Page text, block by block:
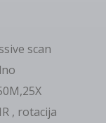
scan
, rotacija